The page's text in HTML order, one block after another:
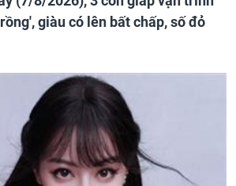
giàu có lên bất chấp, số đỏ